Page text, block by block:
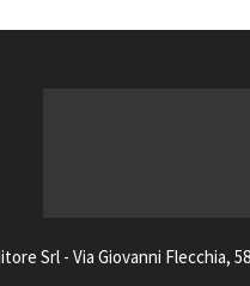
Srl - Via Giovanni Flecchia,